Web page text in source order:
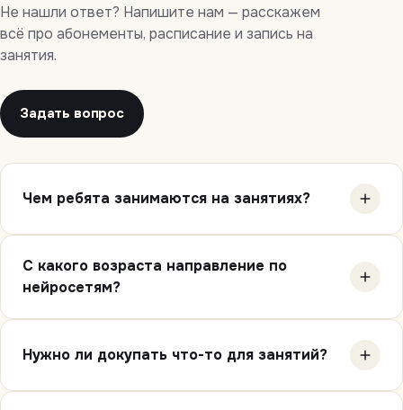
Не нашли ответ? Напишите нам — расскажем
всё про абонементы, расписание и запись на
занятия.
Задать вопрос
Чем ребята занимаются на занятиях?
собирают механизмы и роботов из LEGO
Education, изучают датчики и моторы, осваивают
изображения, видео, музыку и другие проекты с
собственными проектами.
С какого возраста направление по
нейросетям?
творчеству рекомендуем с 9–10 лет — когда
Робототехникой можно заниматься с 4 лет.
Нужно ли докупать что-то для занятий?